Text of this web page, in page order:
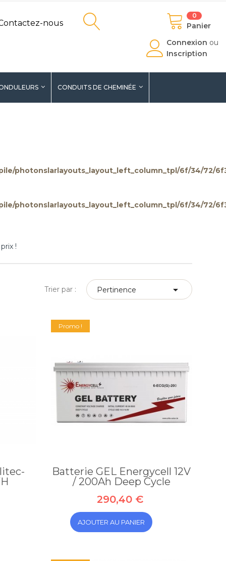
nous
0
Panier
Connexion ou
Inscription
CONDUITS DE CHEMINÉE
photonslarlayouts_layout_left_column_tpl/6f/34/72/
photonslarlayouts_layout_left_column_tpl/6f/34/72/
!
Trier par : Pertinence 
Promo !
Batterie GEL Energycell 12V
/ 200Ah Deep Cycle
290,40 €
AJOUTER AU PANIER